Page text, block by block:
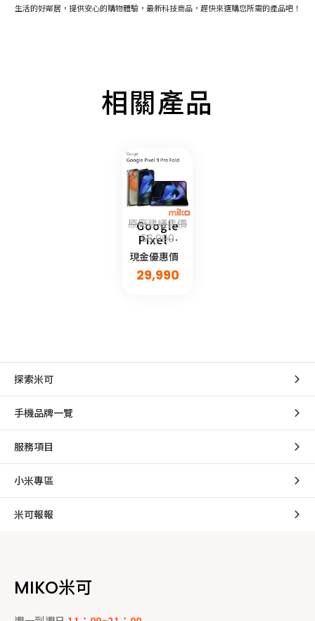
生活的好鄰居，提供安心的購物體驗，最新科技商品，趕快來選購您所需的產品吧！
相關產品
Google
Pixel 9
Pro
Fold
原廠建議售價
56,990
現金優惠價
29,990
探索米可
手機品牌一覽
服務項目
小米專區
米可報報
MIKO米可